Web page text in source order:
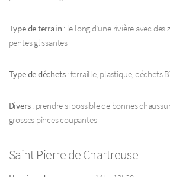
Type de terrain : le long d’une rivière avec
pentes glissantes
Type de déchets: ferraille, plastique, déchets
Divers: prendre si possible de bonnes
grosses pinces coupantes
Saint Pierre de Chartreuse